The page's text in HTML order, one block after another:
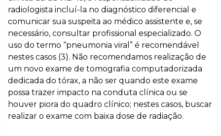
radiologista incluí-la no diagnóstico diferencial e
comunicar sua suspeita ao médico assistente e, se
necessário, consultar profissional especializado. O
uso do termo “pneumonia viral” é recomendável
nestes casos (3). Não recomendamos realização de
um novo exame de tomografia computadorizada
dedicada do tórax, a não ser quando este exame
possa trazer impacto na conduta clínica ou se
houver piora do quadro clínico; nestes casos, buscar
realizar o exame com baixa dose de radiação.